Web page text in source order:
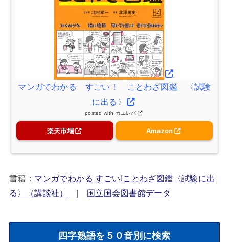
マンガでわかる すごい！ ことわざ図鑑 〈試験
に出る〉
posted with カエレバ
楽天市場 Amazon
書籍： マンガでわかる すごい!ことわざ図鑑〈試験に出
る〉（講談社）
| 国立国会図書館データ
四字熟語を５０音別に検索